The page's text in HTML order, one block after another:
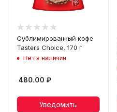
Сублимированный кофе
Tasters Choice, 170 г
Нет в наличии
480.00 ₽
Уведомить